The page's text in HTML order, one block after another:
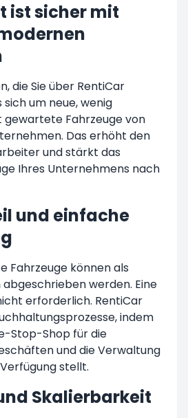
ist sicher mit
die Sie über RentiCar
um neue, wenig
gewartete Fahrzeuge von
Das erhöht den
und stärkt das
Ihres Unternehmens nach
und einfache
Fahrzeuge können als
werden. Eine
erforderlich. RentiCar
indem
Stop-Shop für die
und die Verwaltung
stellt.
Skalierbarkeit